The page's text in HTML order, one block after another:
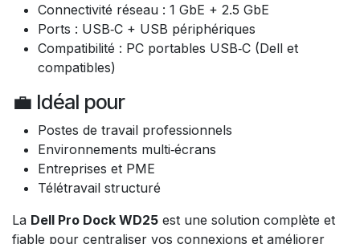
Connectivité réseau : 1 GbE + 2.5 GbE
Ports : USB‑C + USB périphériques
Compatibilité : PC portables USB‑C (Dell et
compatibles)
💼 Idéal pour
Postes de travail professionnels
Environnements multi‑écrans
Entreprises et PME
Télétravail structuré
La Dell Pro Dock WD25 est une solution complète et
fiable pour centraliser vos connexions et améliorer